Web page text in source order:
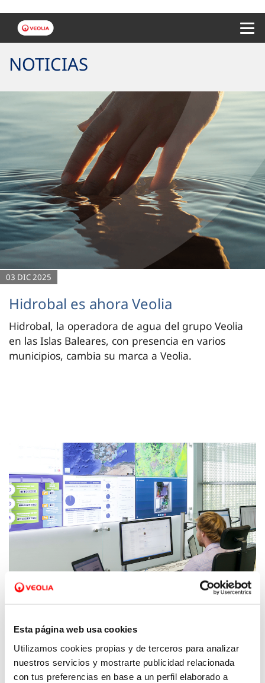
Esta página web usa cookies
Utilizamos cookies propias y de terceros para analizar
nuestros servicios y mostrarte publicidad relacionada
con tus preferencias en base a un perfil elaborado a
NOTICIAS
03 DIC 2025
Hidrobal es ahora Veolia
Hidrobal, la operadora de agua del grupo Veolia
en las Islas Baleares, con presencia en varios
municipios, cambia su marca a Veolia.
Digitalización y adaptación al cambio
climático: el proyecto estratégico para el
ciclo urbano del agua de Calvià y 11
municipios del Pla de Mallorca